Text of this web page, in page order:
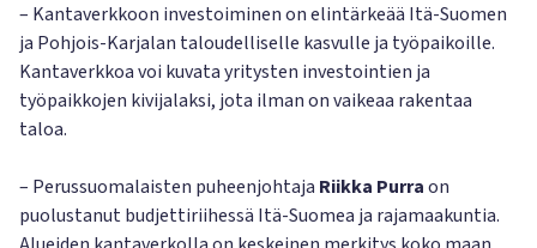
– Kantaverkkoon investoiminen on elintärkeää Itä-Suomen
ja Pohjois-Karjalan taloudelliselle kasvulle ja työpaikoille.
Kantaverkkoa voi kuvata yritysten investointien ja
työpaikkojen kivijalaksi, jota ilman on vaikeaa rakentaa
taloa.
– Perussuomalaisten puheenjohtaja Riikka Purraon
puolustanut budjettiriihessä Itä-Suomea ja rajamaakuntia.